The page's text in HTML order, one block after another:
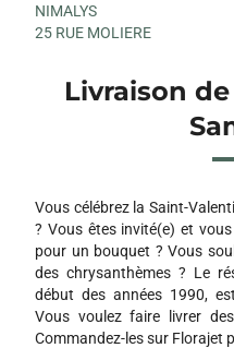
NIMALYS
25 RUE MOLIERE
Livraison
Vous célébrez la Saint-
? Vous êtes invité(e) et
pour un bouquet ? Vous
des chrysanthèmes ? Le
début des années 1990,
Vous voulez faire livrer
Commandez-les sur Florajet